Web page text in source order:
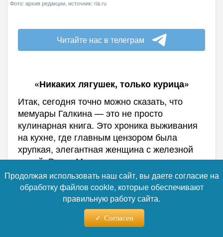
Фото: архив редакции, источник: ria.ru
Читайте нас в телеграм
«Никаких лягушек, только курица»
Итак, сегодня точно можно сказать, что
мемуары Галкина — это не просто
кулинарная книга. Это хроника выживания
на кухне, где главным цензором была
хрупкая, элегантная женщина с железной
волей. Раиса Максимовна держала в страхе
не только партийных чиновников, но и
мастеров ножа и половника. И поводов для
этого было предостаточно.
Тот же Михаил Горбачев, будучи человеком
открытым новому, обожал пробовать
Продолжая использовать наш сайт, вы даете согласие на
обработку файлов cookie, которые обеспечивают
правильную работу сайта.
Согласен